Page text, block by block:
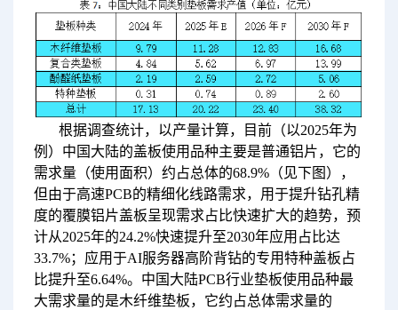
根据调查统计，以产量计算，目前（以2025年为
例）中国大陆的盖板使用品种主要是普通铝片，它的
需求量（使用面积）约占总体的68.9%（见下图），
但由于高速PCB的精细化线路需求，用于提升钻孔精
度的覆膜铝片盖板呈现需求占比快速扩大的趋势，预
计从2025年的24.2%快速提升至2030年应用占比达
33.7%；应用于AI服务器高阶背钻的专用特种盖板占
比提升至6.64%。中国大陆PCB行业垫板使用品种最
大需求量的是木纤维垫板，它约占总体需求量的